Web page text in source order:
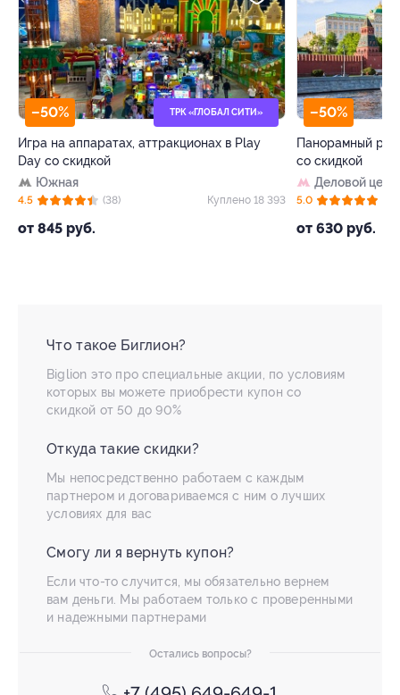
393
–50% ЗАПИСАТЬСЯ ОНЛАЙН
Панорамный ресторан на борту теплохода
со скидкой
Деловой центр
от 630 руб.
5.0 Куплено 2 479
–64%
центре» со
от 1 980
Что такое Биглион?
Biglion это про специальные акции, по условиям
которых вы можете приобрести купон со
скидкой от 50 до 90%
Откуда такие скидки?
Мы непосредственно работаем с каждым
партнером и договариваемся с ним о лучших
условиях для вас
Смогу ли я вернуть купон?
Если что-то случится, мы обязательно вернем
вам деньги. Мы работаем только с проверенными
и надежными партнерами
Остались вопросы?